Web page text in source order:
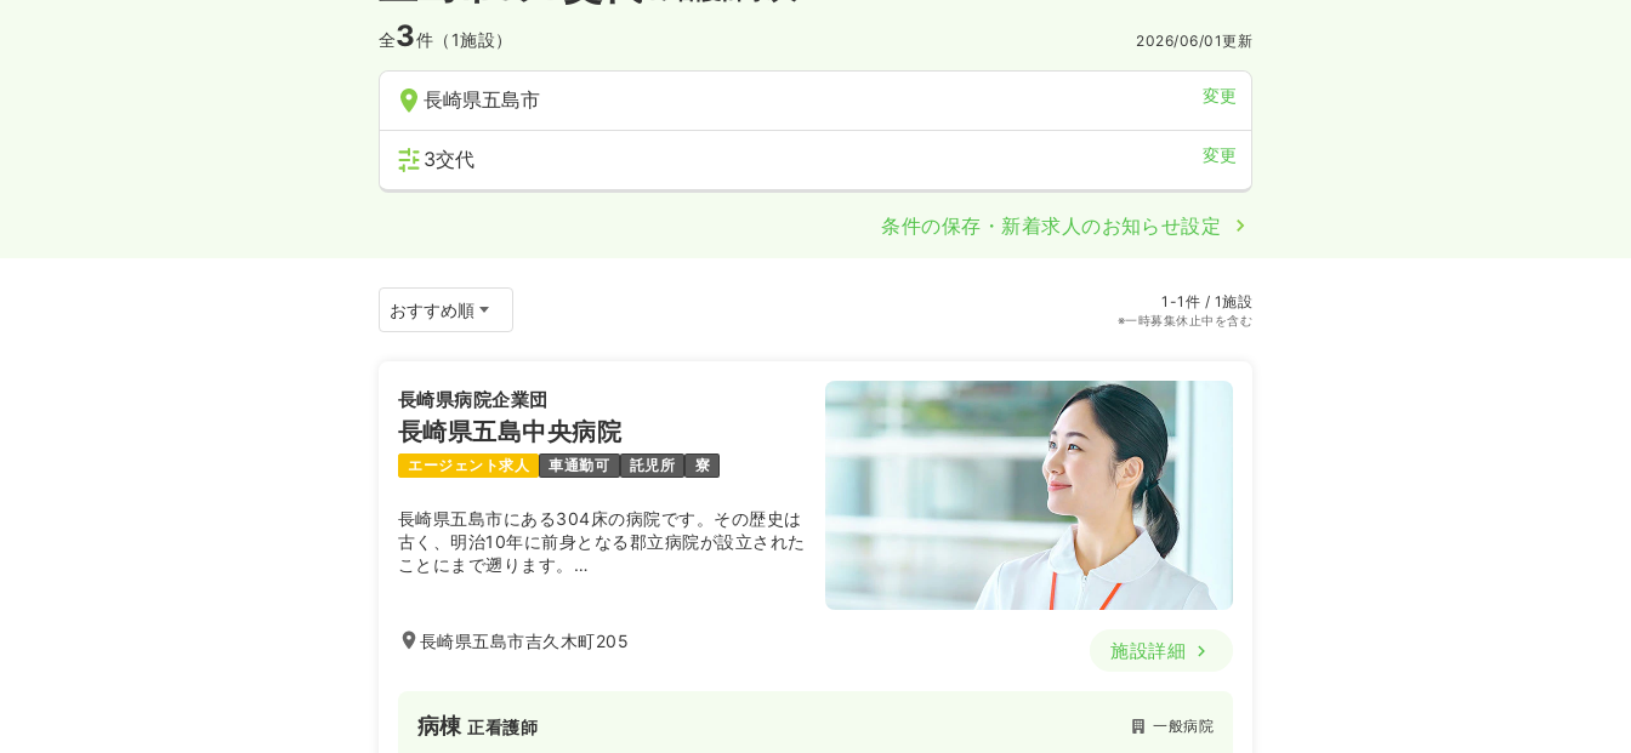
全3件（1施設） 2026/06/01更新
長崎県五島市 変更
3交代 変更
条件の保存・新着求人のお知らせ設定
1-1件 / 1施設
※一時募集休止中を含む
長崎県病院企業団
長崎県五島中央病院
エージェント求人 車通勤可 託児所 寮
長崎県五島市にある304床の病院です。その歴史は
古く、明治10年に前身となる郡立病院が設立された
ことにまで遡ります。
急性期から慢性期・在宅に至るまで幅広く医療を提
供し、地域に貢献している地域密着型の病院です。
長崎県五島市吉久木町205 施設詳細
病棟正看護師 一般病院